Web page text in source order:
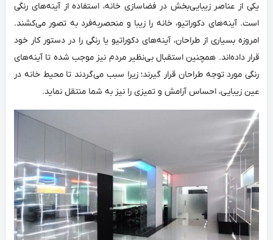
یکی از عناصر زیبایی‌بخش در فضاسازی خانه، استفاده از آینه‌های رنگی
است. آینه‌های دکوراتیو، خانه را زیبا و منحصر‌به‌فرد به تصور می‌کشند.
امروزه بسیاری از طراحان، آینه‌های دکوراتیو یا رنگی را در دستور کار خود
قرار داده‌اند. همچنین استقبال بی‌نظیر مردم نیز موجب شده تا آینه‌های
رنگی مورد توجه طراحان قرار گیرند؛ زیرا سبب می‌گردند تا محیط خانه در
عین زیبایی، احساس آرامش و تمیزی را نیز به شما منتقل نماید.